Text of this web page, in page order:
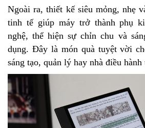
Ngoài ra, thiết kế siêu mỏng, nhẹ
tinh tế giúp máy trở thành phụ
nghệ, thể hiện sự chỉn chu và
dụng. Đây là món quà tuyệt vời
sáng tạo, quản lý hay nhà điều